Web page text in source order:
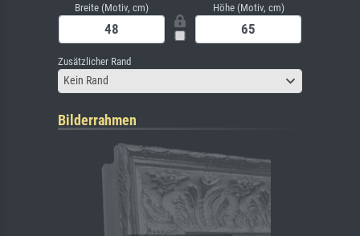
Breite (Motiv, cm) Höhe (Motiv, cm)
Zusätzlicher Rand
Kein Rand
Bilderrahmen